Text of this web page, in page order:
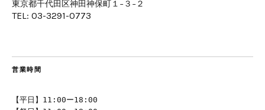
東京都千代田区神田神保町１−３−２
TEL: 03-3291-0773
営業時間
【平日】11:00ー18:00